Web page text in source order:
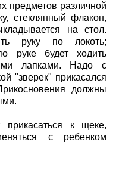
предметов различной
стеклянный флакон,
на стол.
руку по локоть;
руке будет ходить
лапками. Надо с
"зверек" прикасался
должны
прикасаться к щеке,
с ребенком